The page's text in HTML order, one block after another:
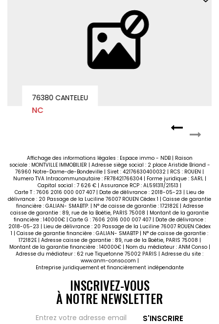
76380 CANTELEU
NC
Affichage des informations légales : Espace immo - NDB | Raison
sociale : MONTVILLE IMMOBILIER | Adresse siège social : 2 place Aristide Briand -
76960 Notre-Dame-de-Bondeville | Siret : 42176630400032 | RCS : ROUEN |
Numero TVA Intracommunautaire : FR78421766304 | Forme juridique : SARL |
Capital social : 7 626 € | Assurance RCP : AL591311/21513 |
Carte T : 7606 2016 000 007 407 | Date de délivrance : 2018-05-23 | Lieu de
délivrance : 20 Passage de la Luciline 76007 ROUEN Cédex 1 | Caisse de garantie
financière : GALIAN- SMABTP. | N° de caisse de garantie : 172182E | Adresse
caisse de garantie : 89, rue de la Boétie, PARIS 75008 | Montant de la garantie
financière : 140000€ | Carte G : 7606 2016 000 007 407 | Date de délivrance :
2018-05-23 | Lieu de délivrance : 20 Passage de la Luciline 76007 ROUEN Cédex
1 | Caisse de garantie financière : GALIAN- SMABTP | N° de caisse de garantie :
172182E | Adresse caisse de garantie : 89, rue de la Boétie, PARIS 75008 |
Montant de la garantie financière : 140000€ | Nom du médiateur : ANM Conso |
Adresse du médiateur : 62 rue Tiquetonne 75002 PARIS | Adresse du site :
www.anm-conso.com |
Entreprise juridiquement et financièrement indépendante
INSCRIVEZ-VOUS
À NOTRE NEWSLETTER
S'INSCRIRE